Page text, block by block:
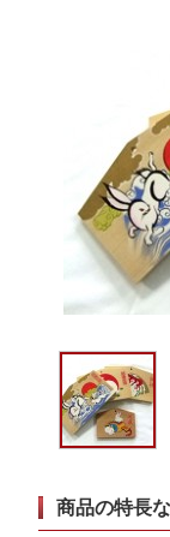
商品の特長